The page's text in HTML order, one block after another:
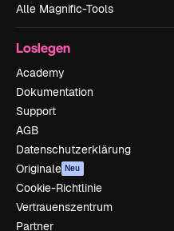
Alle Magnific-Tools
Loslegen
Academy
Dokumentation
Support
AGB
Datenschutzerklärung
Originale Neu
Cookie-Richtlinie
Vertrauenszentrum
Partner